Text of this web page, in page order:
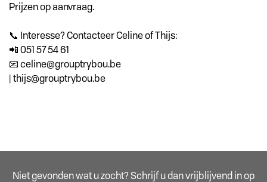
Prijzen op aanvraag.
📞 Interesse? Contacteer Celine of Thijs:
📲 051 57 54 61
📧 celine@grouptrybou.be
| thijs@grouptrybou.be
Niet gevonden wat u zocht? Schrijf u dan vrijblijvend in op